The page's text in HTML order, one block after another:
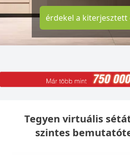
érdekel a kiterjesztett
Tegyen virtuális
szintes